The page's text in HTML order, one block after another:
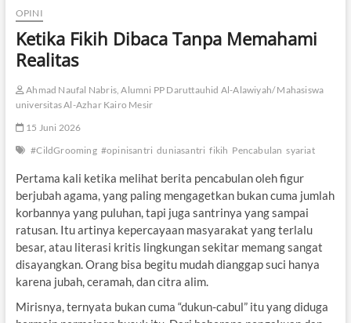
OPINI
Ketika Fikih Dibaca Tanpa Memahami
Realitas
Ahmad Naufal Nabris, Alumni PP Daruttauhid Al-Alawiyah/ Mahasiswa
universitas Al-Azhar Kairo Mesir
15 Juni 2026
#CildGrooming #opinisantri duniasantri fikih Pencabulan syariat
Pertama kali ketika melihat berita pencabulan oleh figur
berjubah agama, yang paling mengagetkan bukan cuma jumlah
korbannya yang puluhan, tapi juga santrinya yang sampai
ratusan. Itu artinya kepercayaan masyarakat yang terlalu
besar, atau literasi kritis lingkungan sekitar memang sangat
disayangkan. Orang bisa begitu mudah dianggap suci hanya
karena jubah, ceramah, dan citra alim.
Mirisnya, ternyata bukan cuma “dukun-cabul” itu yang diduga